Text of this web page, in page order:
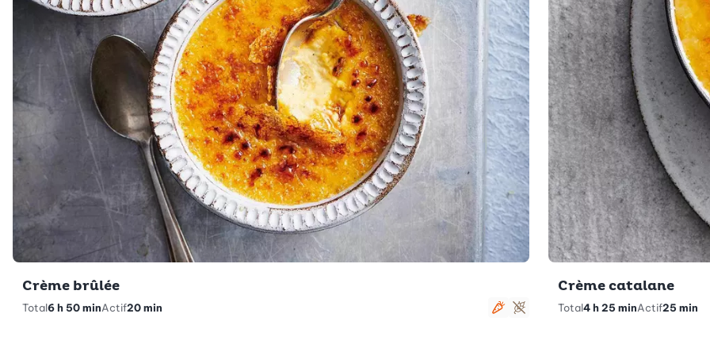
Crème brûlée
Total6 h 50 minActif20 min
Végétarien
Sans gluten
Crème catalane
Total4 h 25 minActif25 min